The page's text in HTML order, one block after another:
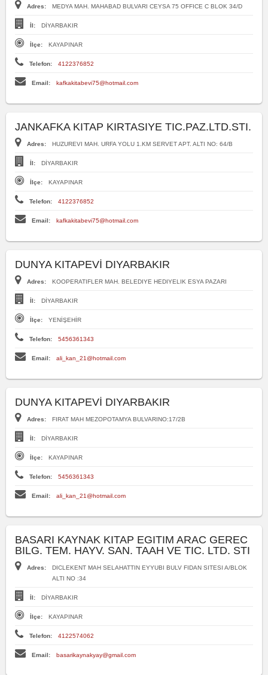
Adres: MEDYA MAH. MAHABAD BULVARI CEYSA 75 OFFICE C BLOK 34/D
İl: DİYARBAKIR
İlçe: KAYAPINAR
Telefon: 4122376852
Email: kafkakitabevi75@hotmail.com
JANKAFKA KITAP KIRTASIYE TIC.PAZ.LTD.STI.
Adres: HUZUREVI MAH. URFA YOLU 1.KM SERVET APT. ALTI NO: 64/B
İl: DİYARBAKIR
İlçe: KAYAPINAR
Telefon: 4122376852
Email: kafkakitabevi75@hotmail.com
DUNYA KITAPEVİ DIYARBAKIR
Adres: KOOPERATIFLER MAH. BELEDIYE HEDIYELIK ESYA PAZARI
İl: DİYARBAKIR
İlçe: YENİŞEHİR
Telefon: 5456361343
Email: ali_kan_21@hotmail.com
DUNYA KITAPEVİ DIYARBAKIR
Adres: FIRAT MAH MEZOPOTAMYA BULVARINO:17/2B
İl: DİYARBAKIR
İlçe: KAYAPINAR
Telefon: 5456361343
Email: ali_kan_21@hotmail.com
BASARI KAYNAK KITAP EGITIM ARAC GEREC
BILG. TEM. HAYV. SAN. TAAH VE TIC. LTD. STI
Adres:
DICLEKENT MAH SELAHATTIN EYYUBI BULV FIDAN SITESI A/BLOK
ALTI NO :34
İl: DİYARBAKIR
İlçe: KAYAPINAR
Telefon: 4122574062
Email: basarikaynakyay@gmail.com